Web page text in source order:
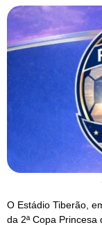
O Estádio Tiberão,
da 2ª Copa Princesa